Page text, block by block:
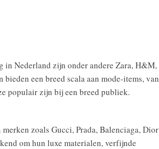
Nederland zijn onder andere Zara, H&M,
een breed scala aan mode-items, van
populair zijn bij een breed publiek.
zoals Gucci, Prada, Balenciaga, Dior
om hun luxe materialen, verfijnde